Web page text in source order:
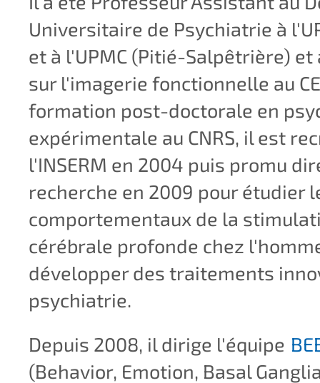
Universitaire de Psychiatrie à
et à l'UPMC (Pitié-Salpêtrière)
sur l'imagerie fonctionnelle au
formation post-doctorale en
expérimentale au CNRS, il est
l'INSERM en 2004 puis promu
recherche en 2009 pour étudier
comportementaux de la
cérébrale profonde chez
développer des traitements
psychiatrie.
Depuis 2008, il dirige l'équipe
(Behavior, Emotion, Basal